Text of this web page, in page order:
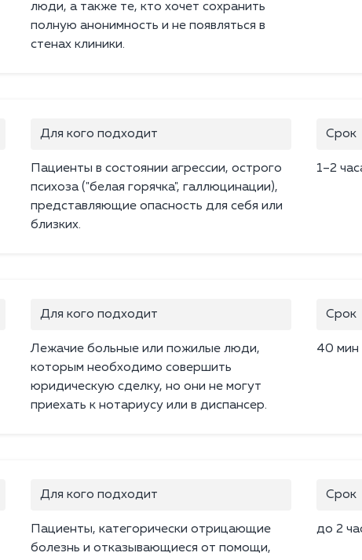
люди, а также те, кто хочет сохранить
полную анонимность и не появляться в
стенах клиники.
Для кого подходит
Пациенты в состоянии агрессии, острого
психоза ("белая горячка", галлюцинации),
представляющие опасность для себя или
близких.
Срок
1–2
Для кого подходит
Лежачие больные или пожилые люди,
которым необходимо совершить
юридическую сделку, но они не могут
приехать к нотариусу или в диспансер.
Срок
40 мин
Для кого подходит
Пациенты, категорически отрицающие
болезнь и отказывающиеся от помощи,
Срок
до 2